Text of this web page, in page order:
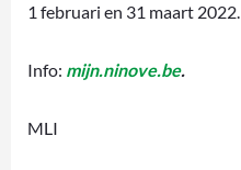
1 februari en 31 maart 2022.
Info: mijn.ninove.be.
MLI